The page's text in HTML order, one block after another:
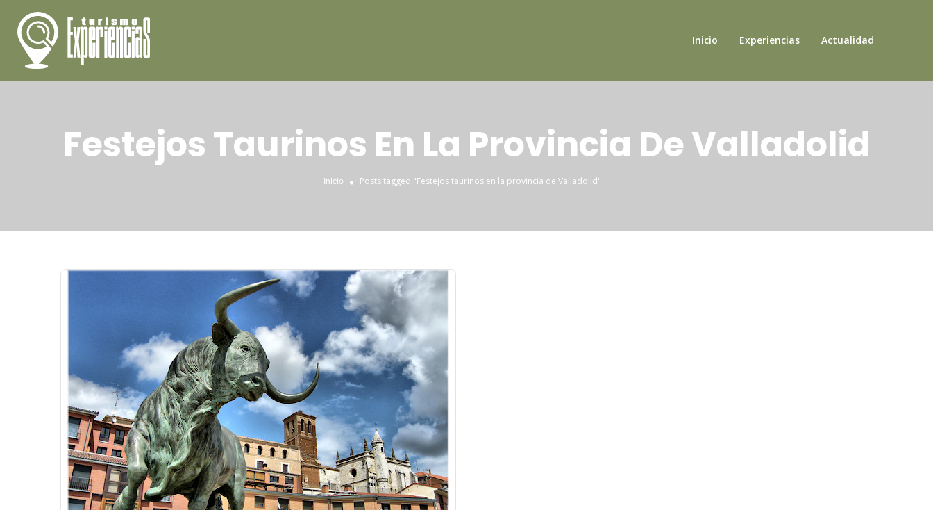
Inicio Experiencias Actualidad
Festejos Taurinos En La Provincia De Valladolid
Inicio Posts tagged "Festejos taurinos en la provincia de Valladolid"